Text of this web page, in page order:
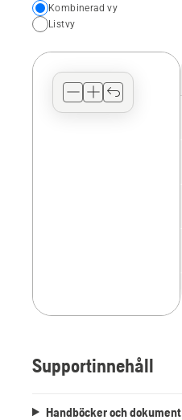
Choose
your
view
Kombinerad vy
Listvy
Supportinnehåll
Handböcker och dokument